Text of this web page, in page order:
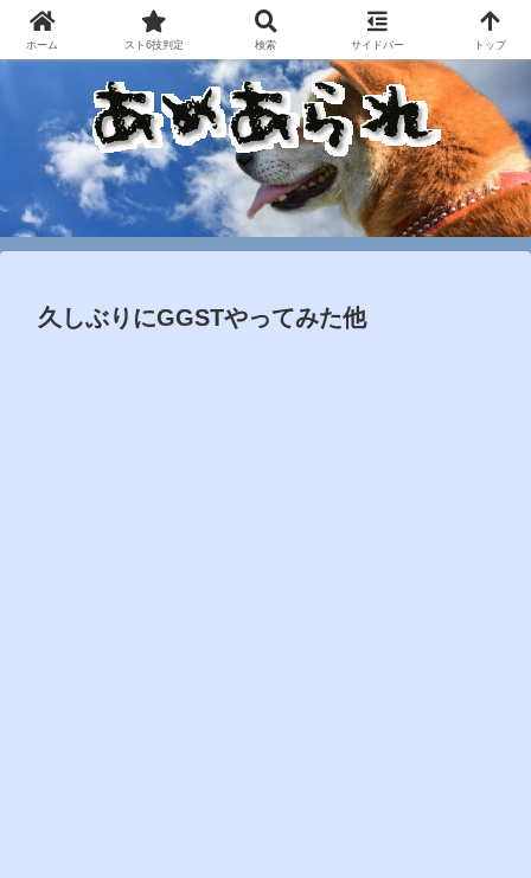
久しぶりにGGSTやってみた他
ホーム スト6技判定 検索 サイドバー トップ